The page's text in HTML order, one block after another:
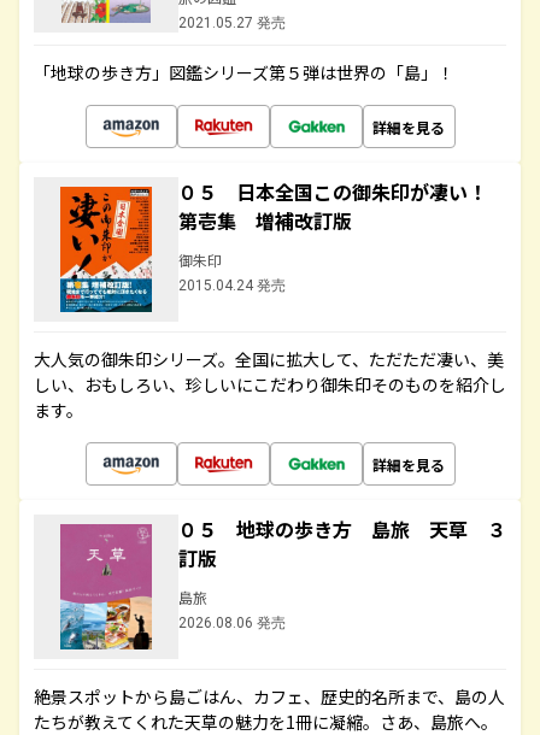
2021.05.27 発売
「地球の歩き方」図鑑シリーズ第５弾は世界の「島」！
詳細を見る
０５ 日本全国この御朱印が凄い！
第壱集 増補改訂版
御朱印
2015.04.24 発売
大人気の御朱印シリーズ。全国に拡大して、ただただ凄い、美
しい、おもしろい、珍しいにこだわり御朱印そのものを紹介し
ます。
詳細を見る
０５ 地球の歩き方 島旅 天草 ３
訂版
島旅
2026.08.06 発売
絶景スポットから島ごはん、カフェ、歴史的名所まで、島の人
たちが教えてくれた天草の魅力を1冊に凝縮。さあ、島旅へ。